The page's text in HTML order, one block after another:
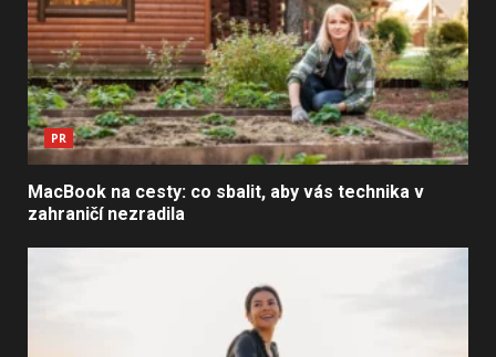
PR
MacBook na cesty: co sbalit, aby vás technika v
zahraničí nezradila